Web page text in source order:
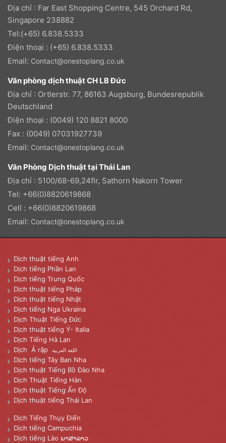
Địa chỉ : Far East Shopping Centre, 545 Orchard Rd,
Singapore 238882
Tel:(+65) 6.838.5333
Điện thoại : (+65) 6.838.5333
Email: Contact@onestoplang.co.uk
Văn phòng dịch thuật CH LB Đức
Địa chỉ : Ortlerstr. 77, 86163 Augsburg, Bundesrepublik
Deutschland
Điện thoại : (0049) 120 8821 8000
Fax : (0049) 07031927739
Email: Contact@onestoplang.co.uk
Văn Phòng Dịch thuật tại Thái Lan
Địa chỉ : 5100/68-69,24flr, Sathorn Nakorn Tower
Tel: +66(0)8820619868
Cell : +66(0)8820619868
Email: Contact@onestoplang.co.uk
Dịch thuật tiếng Anh
Dịch tiếng Phần Lan
Dịch tiếng Trung Quốc
Dịch thuật tiếng Pháp
Dịch thuật tiếng Nhật
Dịch tiếng Nga Ukraina
Dịch Thuật Tiếng Đức
Dịch thuật tiếng Ý- Italia
Dịch Tiếng Hà Lan
Dịch Ả rập
اللغة العربية
Dịch tiếng Tây Ban Nha
Dịch thuật Tiếng Bồ Đào Nha
Dịch Thuật Tiếng Hàn
Dịch thuật Tiếng Ấn Độ
Dịch thuật tiếng Thái Lan
Dịch Tiếng Thụy Điển
Dịch tiếng Campuchia
Dịch tiếng Lào ພາສາລາວ